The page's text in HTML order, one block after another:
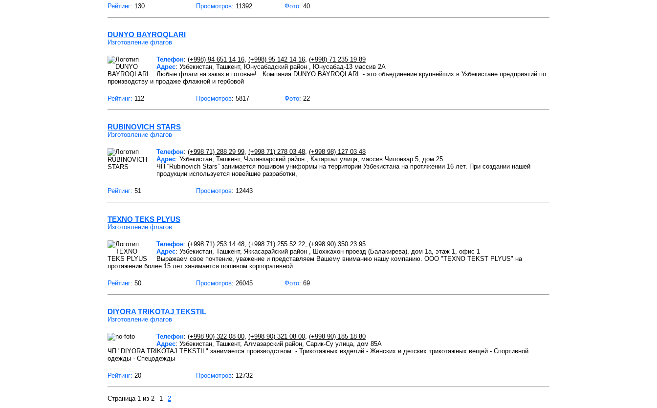
Рейтинг: 130 Просмотров: 11392 Фото: 40
DUNYO BAYROQLARI
Изготовление флагов
Телефон: (+998) 94 651 14 16, (+998) 95 142 14 16, (+998) 71 235 19 89
Адрес: Узбекистан, Ташкент, Юнусабадский район , Юнусабад-13 массив 2А
Любые флаги на заказ и готовые! Компания DUNYO BAYROQLARI - это объединение крупнейших в Узбекистане предприятий по
производству и продаже флажной и гербовой
Рейтинг: 112 Просмотров: 5817 Фото: 22
RUBINOVICH STARS
Изготовление флагов
Телефон: (+998 71) 288 29 99, (+998 71) 278 03 48, (+998 98) 127 03 48
Адрес: Узбекистан, Ташкент, Чиланзарский район , Катартал улица, массив Чилонзар 5, дом 25
ЧП “Rubinovich Stars” занимается пошивом униформы на территории Узбекистана на протяжении 16 лет. При создании нашей
продукции используется новейшие разработки,
Рейтинг: 51 Просмотров: 12443
TEXNO TEKS PLYUS
Изготовление флагов
Телефон: (+998 71) 253 14 48, (+998 71) 255 52 22, (+998 90) 350 23 95
Адрес: Узбекистан, Ташкент, Яккасарайский район , Шохжахон проезд (Балакирева), дом 1а, этаж 1, офис 1
Выражаем свое почтение, уважение и представляем Вашему вниманию нашу компанию. ООО "TEXNO TEKST PLYUS" на
протяжении более 15 лет занимается пошивом корпоративной
Рейтинг: 50 Просмотров: 26045 Фото: 69
DIYORA TRIKOTAJ TEKSTIL
Изготовление флагов
Телефон: (+998 90) 322 08 00, (+998 90) 321 08 00, (+998 90) 185 18 80
Адрес: Узбекистан, Ташкент, Алмазарский район, Сарик-Су улица, дом 85А
ЧП "DIYORA TRIKOTAJ TEKSTIL" занимается производством: - Трикотажных изделий - Женских и детских трикотажных вещей - Спортивной
одежды - Спецодежды
Рейтинг: 20 Просмотров: 12732
Страница 1 из 2 1 2